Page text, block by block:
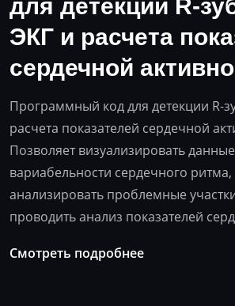
для детекции R-
ЭКГ и расчета
сердечной
Программный код для детекции R-
расчета показателей сердечной
Позволяет визуализировать
вариабельности сердечного ритма,
анализировать проблемные
проводить анализ показателей
Смотреть подробнее